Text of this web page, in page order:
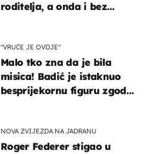
roditelja, a onda i bez
"VRUĆE JE OVDJE"
Malo tko zna da je bila
misica! Badić je istaknuo
besprijekornu figuru zgodne
NOVA ZVIJEZDA NA JADRANU
Roger Federer stigao u